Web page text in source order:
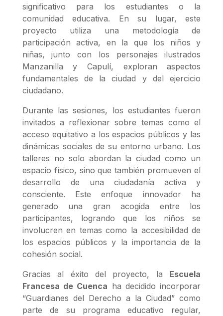
significativo para los estudiantes o la
comunidad educativa. En su lugar, este
proyecto utiliza una metodología de
participación activa, en la que los niños y
niñas, junto con los personajes ilustrados
Manzanilla y Capulí, exploran aspectos
fundamentales de la ciudad y del ejercicio
ciudadano.
Durante las sesiones, los estudiantes fueron
invitados a reflexionar sobre temas como el
acceso equitativo a los espacios públicos y las
dinámicas sociales de su entorno urbano. Los
talleres no solo abordan la ciudad como un
espacio físico, sino que también promueven el
desarrollo de una ciudadanía activa y
consciente. Este enfoque innovador ha
generado una gran acogida entre los
participantes, logrando que los niños se
involucren en temas como la accesibilidad de
los espacios públicos y la importancia de la
cohesión social.
Gracias al éxito del proyecto, la Escuela
Francesa de Cuenca ha decidido incorporar
“Guardianes del Derecho a la Ciudad” como
parte de su programa educativo regular,